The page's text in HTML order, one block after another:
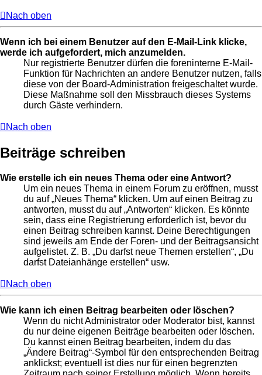
Nach oben
Wenn ich bei einem Benutzer auf den E-Mail-Link klicke,
werde ich aufgefordert, mich anzumelden.
Nur registrierte Benutzer dürfen die foreninterne E-Mail-
Funktion für Nachrichten an andere Benutzer nutzen, falls
diese von der Board-Administration freigeschaltet wurde.
Diese Maßnahme soll den Missbrauch dieses Systems
durch Gäste verhindern.
Nach oben
Beiträge schreiben
Wie erstelle ich ein neues Thema oder eine Antwort?
Um ein neues Thema in einem Forum zu eröffnen, musst
du auf „Neues Thema“ klicken. Um auf einen Beitrag zu
antworten, musst du auf „Antworten“ klicken. Es könnte
sein, dass eine Registrierung erforderlich ist, bevor du
einen Beitrag schreiben kannst. Deine Berechtigungen
sind jeweils am Ende der Foren- und der Beitragsansicht
aufgelistet. Z. B. „Du darfst neue Themen erstellen“, „Du
darfst Dateianhänge erstellen“ usw.
Nach oben
Wie kann ich einen Beitrag bearbeiten oder löschen?
Wenn du nicht Administrator oder Moderator bist, kannst
du nur deine eigenen Beiträge bearbeiten oder löschen.
Du kannst einen Beitrag bearbeiten, indem du das
„Ändere Beitrag“-Symbol für den entsprechenden Beitrag
anklickst; eventuell ist dies nur für einen begrenzten